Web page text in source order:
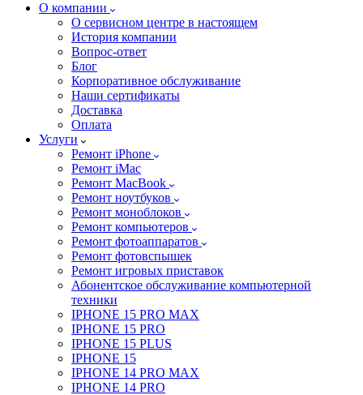
О компании
О сервисном центре в настоящем
История компании
Вопрос-ответ
Блог
Корпоративное обслуживание
Наши сертификаты
Доставка
Оплата
Услуги
Ремонт iPhone
Ремонт iMac
Ремонт MacBook
Ремонт ноутбуков
Ремонт моноблоков
Ремонт компьютеров
Ремонт фотоаппаратов
Ремонт фотовспышек
Ремонт игровых приставок
Абонентское обслуживание компьютерной
техники
IPHONE 15 PRO MAX
IPHONE 15 PRO
IPHONE 15 PLUS
IPHONE 15
IPHONE 14 PRO MAX
IPHONE 14 PRO